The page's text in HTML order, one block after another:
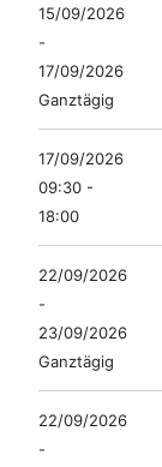
15/09/2026
-
17/09/2026
Ganztägig
17/09/2026
09:30 -
18:00
22/09/2026
-
23/09/2026
Ganztägig
22/09/2026
-